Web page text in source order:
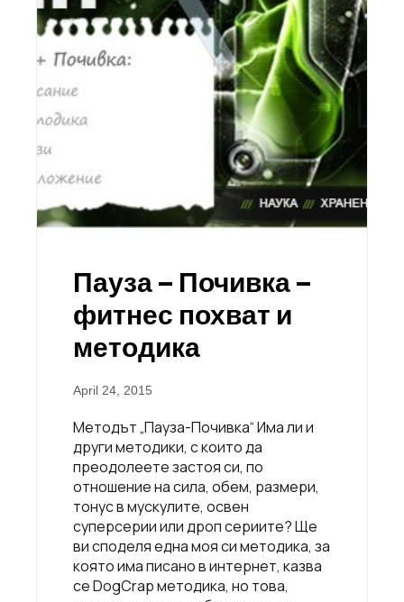
Пауза – Почивка –
фитнес похват и
методика
April 24, 2015
Методът „Пауза-Почивка“ Има ли и
други методики, с които да
преодолеете застоя си, по
отношение на сила, обем, размери,
тонус в мускулите, освен
суперсерии или дроп сериите? Ще
ви споделя една моя си методика, за
която има писано в интернет, казва
се DogCrap методика, но това,